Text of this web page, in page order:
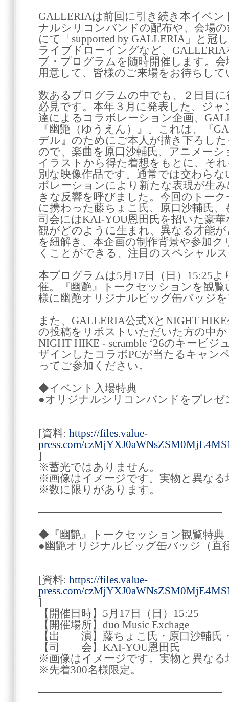
GALLERIAは前回に引き続き本イベ
ナルシリコンバンドの配布や、会場
にて「supported by GALLERIA」と冠
ライブドローイングなど、
ブ・プログラムを随時開催します。
用意して、皆様のご来場をお待ちして
数あるプログラムの中でも、２日目
必見です。本年３月に発表した、ジ
達によるコラボレーション企画、
『幽艶（ゆうえん）』。これは、『
デル』のためにご本人が描き下ろし
ので、楽曲を原口沙輔氏、アニメー
イラストから得た着想をもとに、そ
別な映像作品です。通常では交わら
ボレーションにより新たな表現が生
きな反響を呼びました。今回のトー
に携わった藤ちょこ氏、原口沙輔氏
司会にはKAI-YOU恩田氏を招いた豪
観がどのように生まれ、異なる才能
を紐解き、本企画の制作背景や参加
くことができる、注目のスペシャル
本プログラムは5月17日（日）15:25よ
催。『幽艶』トークセッションを観
様に幽艶オリジナルビッグ缶バッジ
また、GALLERIA公式XとNIGHT
の投稿をリポストいただいた方の中
NIGHT HIKE - scramble ‘26のキービ
ザインしたコラボPCが当たるキャン
ってご参加ください。
◆イベント入場特典
●オリジナルシリコンバンドをプレゼ
[資料: https://files.value-
press.com/
]
※蓄光ではありません。
※画像はイメージです。実物と異なる
※数に限りがあります。
────────────────────────
◆『幽艶』トークセッション観覧特典
●幽艶オリジナルビッグ缶バッジ（直
[資料: https://files.value-
press.com/
]
【開催日時】5月17日（日）15:25
【開催場所】duo Music Exchage
【出 演】藤ちょこ氏・原口沙輔氏
【司 会】KAI-YOU恩田氏
※画像はイメージです。実物と異なる
※先着300名様限定。
────────────────────────